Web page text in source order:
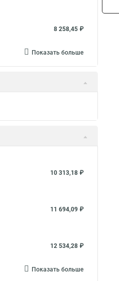
8 258,45 ₽
Показать больше
10 313,18 ₽
11 694,09 ₽
12 534,28 ₽
Показать больше